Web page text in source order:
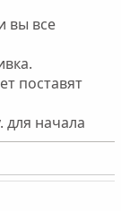
вы все
поставят
для начала